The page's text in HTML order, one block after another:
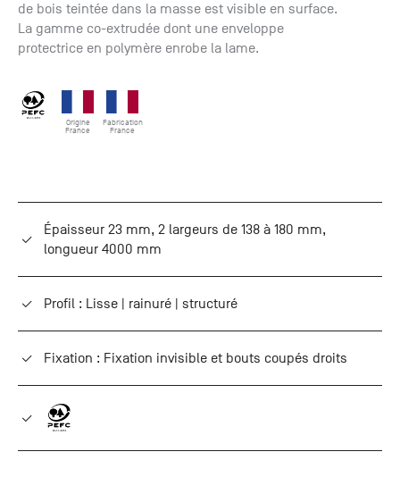
de bois teintée dans la masse est visible en surface.
La gamme co-extrudée dont une enveloppe
protectrice en polymère enrobe la lame.
Origine
France
Fabrication
France
Épaisseur 23 mm, 2 largeurs de 138 à 180 mm,
longueur 4000 mm
Profil : Lisse | rainuré | structuré
Fixation : Fixation invisible et bouts coupés droits